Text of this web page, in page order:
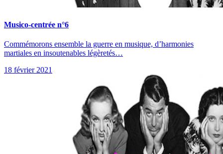
Musico-centrée n°6
Commémorons ensemble la guerre en musique, d’harmonies
martiales en insoutenables légèretés…
18 février 2021